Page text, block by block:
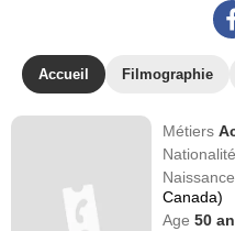
Accueil Filmographie
Métiers
Canada)
Age50